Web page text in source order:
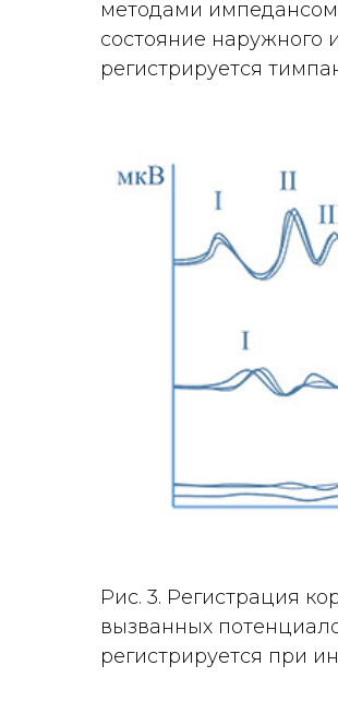
методами
состояние наружного
регистрируется
Рис. 3. Регистрация
вызванных
регистрируется при